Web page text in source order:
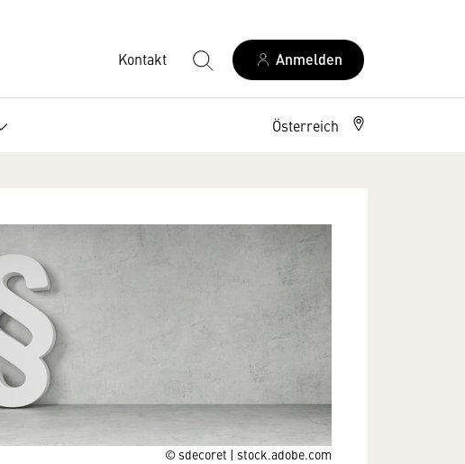
Kontakt Anmelden
Österreich
© sdecoret | stock.adobe.com